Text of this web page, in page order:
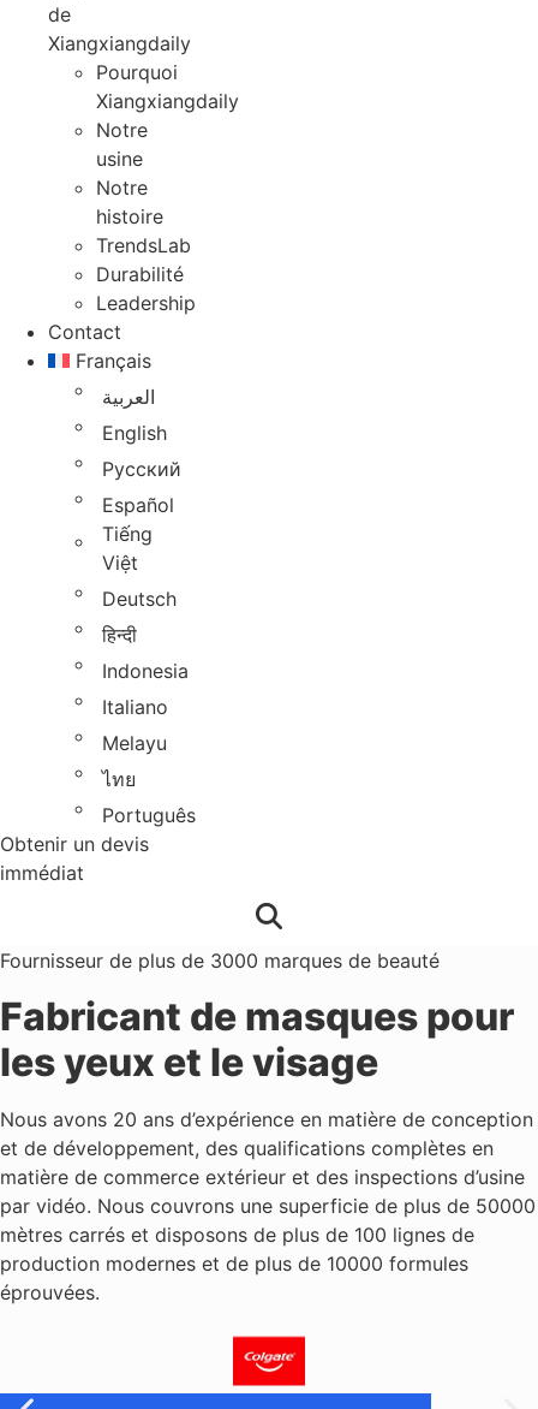
de
Xiangxiangdaily
Pourquoi
Xiangxiangdaily
Notre
usine
Notre
histoire
TrendsLab
Durabilité
Leadership
Contact
Français
العربية
English
Русский
Español
Tiếng
Việt
Deutsch
हिन्दी
Indonesia
Italiano
Melayu
ไทย
Português
Obtenir un devis
immédiat
Fournisseur de plus de 3000 marques de beauté
Fabricant de masques pour
les yeux et le visage
Nous avons 20 ans d’expérience en matière de conception
et de développement, des qualifications complètes en
matière de commerce extérieur et des inspections d’usine
par vidéo. Nous couvrons une superficie de plus de 50000
mètres carrés et disposons de plus de 100 lignes de
production modernes et de plus de 10000 formules
éprouvées.